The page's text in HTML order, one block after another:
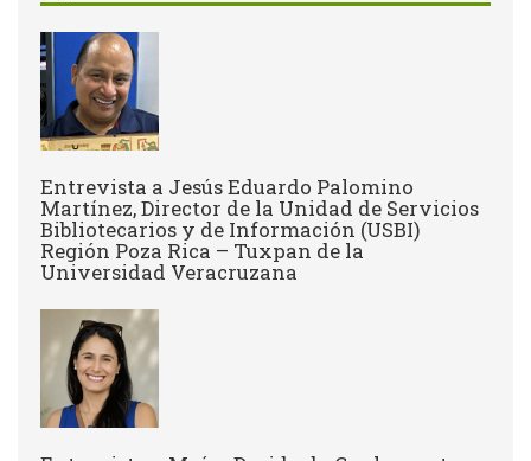
Entrevista a Jesús Eduardo Palomino
Martínez, Director de la Unidad de Servicios
Bibliotecarios y de Información (USBI)
Región Poza Rica – Tuxpan de la
Universidad Veracruzana